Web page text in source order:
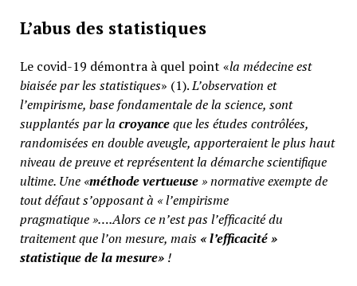
L’abus des statistiques
Le covid-19 démontra à quel point «la médecine est
biaisée par les statistiques» (1).L’observation et
l’empirisme, base fondamentale de la science, sont
supplantés par la croyanceque les études contrôlées,
randomisées en double aveugle, apporteraient le plus haut
niveau de preuve et représentent la démarche scientifique
ultime. Une «méthode vertueuse» normative exempte de
tout défaut s’opposant à « l’empirisme
pragmatique »….Alors ce n’est pas l’efficacité du
traitement que l’on mesure, mais «l’efficacité »
statistique de la mesure» !